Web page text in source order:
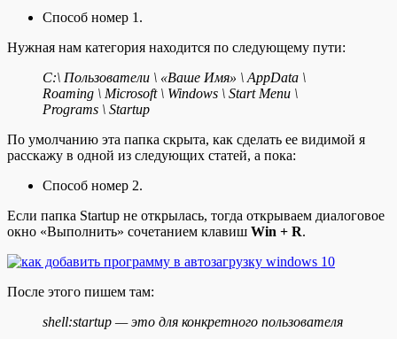
Способ номер 1.
Нужная нам категория находится по следующему пути:
C:\ Пользователи \ «Ваше Имя» \ AppData \
Roaming \ Microsoft \ Windows \ Start Menu \
Programs \ Startup
По умолчанию эта папка скрыта, как сделать ее видимой я
расскажу в одной из следующих статей, а пока:
Способ номер 2.
Если папка Startup не открылась, тогда открываем диалоговое
окно «Выполнить» сочетанием клавиш Win + R.
После этого пишем там:
shell:startup — это для конкретного пользователя